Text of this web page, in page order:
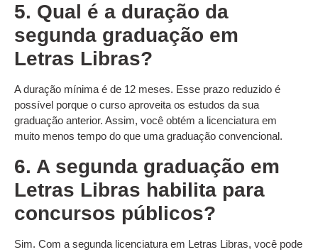
5. Qual é a duração da
segunda graduação em
Letras Libras?
A duração mínima é de 12 meses. Esse prazo reduzido é
possível porque o curso aproveita os estudos da sua
graduação anterior. Assim, você obtém a licenciatura em
muito menos tempo do que uma graduação convencional.
6. A segunda graduação em
Letras Libras habilita para
concursos públicos?
Sim. Com a segunda licenciatura em Letras Libras, você pode